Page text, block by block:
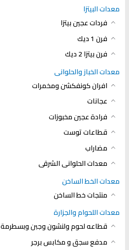
معدات البيتزا
فردات عجين بيتزا
فرن 1 ديك
فرن بيتزا 2 ديك
معدات الخباز والحلوانى
افران كونفكشن ومخمرات
عجانات
فرادة عجين مخبوزات
قطاعات توست
مضاراب
معدات الحلوانى الشرقى
معدات الخط الساخن
منتجات خط الساخن
معدات اللحوام والجزارة
قطاعه لحوم ولنشون وجبن وبسطرمة
مدفع سجق و مكابس برجر